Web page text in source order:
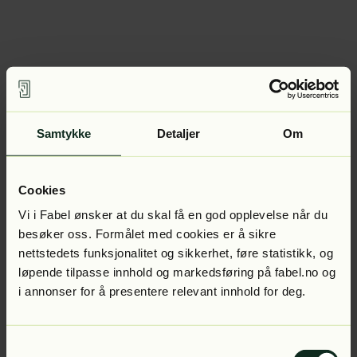
Samtykke Detaljer Om
Cookies
Vi i Fabel ønsker at du skal få en god opplevelse når du
besøker oss. Formålet med cookies er å sikre
nettstedets funksjonalitet og sikkerhet, føre statistikk, og
løpende tilpasse innhold og markedsføring på fabel.no og
i annonser for å presentere relevant innhold for deg.